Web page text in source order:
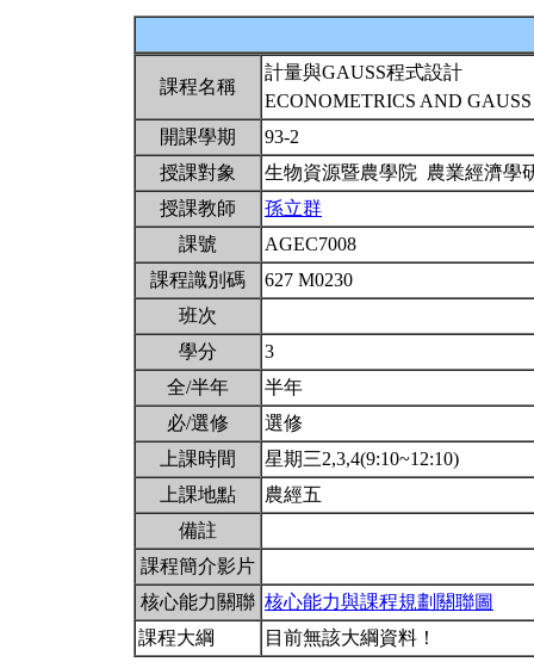
課程名稱
計量與GAUSS程式設計
ECONOMETRICS AND
開課學期
93-2
授課對象
生物資源暨農學院 農業經濟學
授課教師
孫立群
課號
AGEC7008
課程識別碼
627 M0230
班次
學分
3
全/半年
半年
必/選修
選修
上課時間
星期三2,3,4(9:10~12:10)
上課地點
農經五
備註
課程簡介影片
核心能力關聯 核心能力與課程規劃關聯圖
課程大綱
目前無該大綱資料！